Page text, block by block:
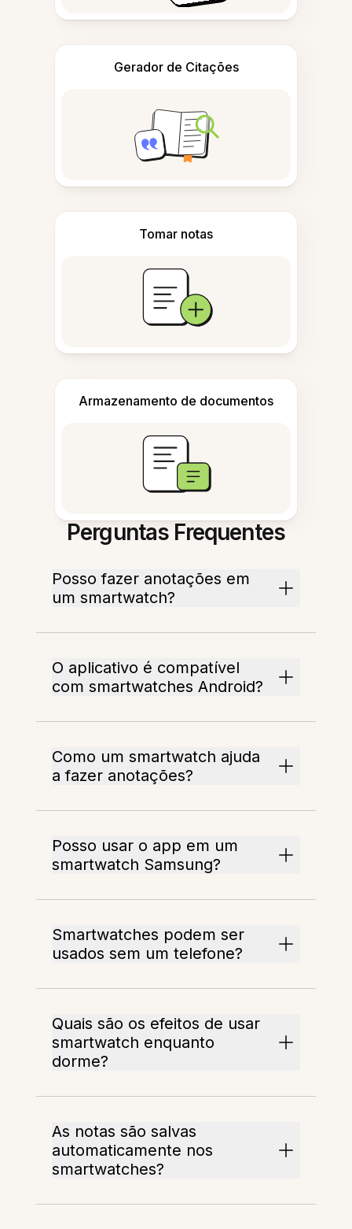
Gerador de Citações
Tomar notas
Armazenamento de documentos
Perguntas Frequentes
Posso fazer anotações em
um smartwatch?
O aplicativo é compatível
com smartwatches Android?
Como um smartwatch ajuda
a fazer anotações?
Posso usar o app em um
smartwatch Samsung?
Smartwatches podem ser
usados sem um telefone?
Quais são os efeitos de usar
smartwatch enquanto
dorme?
As notas são salvas
automaticamente nos
smartwatches?